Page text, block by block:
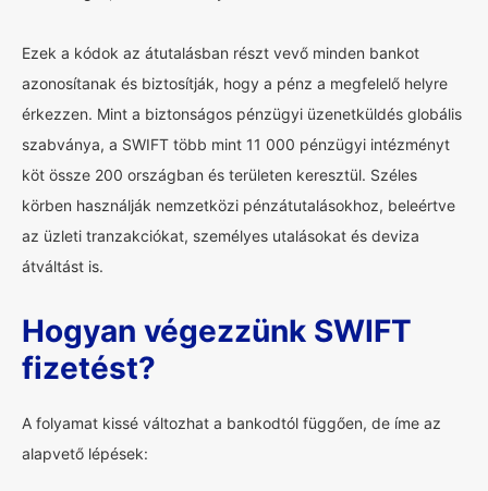
Ezek a kódok az átutalásban részt vevő minden bankot
azonosítanak és biztosítják, hogy a pénz a megfelelő helyre
érkezzen. Mint a biztonságos pénzügyi üzenetküldés globális
szabványa, a SWIFT több mint 11 000 pénzügyi intézményt
köt össze 200 országban és területen keresztül. Széles
körben használják nemzetközi pénzátutalásokhoz, beleértve
az üzleti tranzakciókat, személyes utalásokat és deviza
átváltást is.
Hogyan végezzünk SWIFT
fizetést?
A folyamat kissé változhat a bankodtól függően, de íme az
alapvető lépések: